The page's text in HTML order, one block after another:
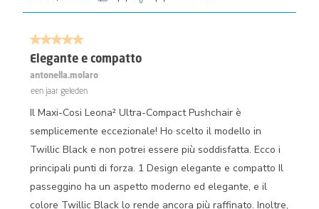
5 van 5 sterren.
Elegante e compatto
antonella.molaro
een jaar geleden
Il Maxi-Cosi Leona² Ultra-Compact Pushchair è
semplicemente eccezionale! Ho scelto il modello in
Twillic Black e non potrei essere più soddisfatta. Ecco i
principali punti di forza. 1 Design elegante e compatto Il
passeggino ha un aspetto moderno ed elegante, e il
colore Twillic Black lo rende ancora più raffinato. Inoltre,